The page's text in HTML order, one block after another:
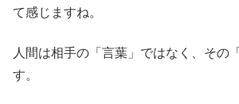
て感じますね。
人間は相手の「言葉」ではなく、その
す。